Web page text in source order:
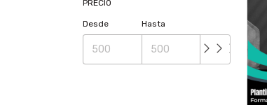
PRECIO
Desde Hasta